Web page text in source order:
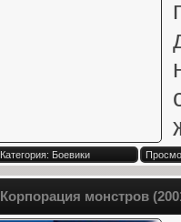
Категория: Боевики
Корпорация монстров